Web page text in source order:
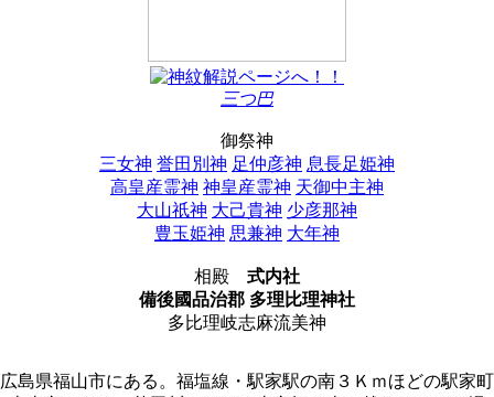
三つ巴
御祭神
三女神 誉田別神 足仲彦神 息長足姫神
高皇産霊神 神皇産霊神 天御中主神
大山祇神 大己貴神 少彦那神
豊玉姫神 思兼神 大年神
相殿 式内社
備後國品治郡 多理比理神社
多比理岐志麻流美神
広島県福山市にある。福塩線・駅家駅の南３Ｋｍほどの駅家町